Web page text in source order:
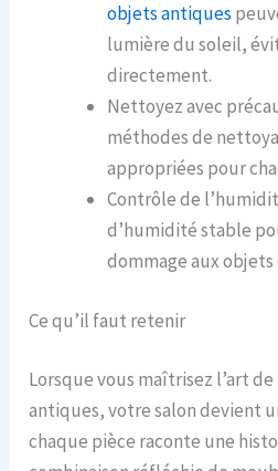
objets antiques
lumière du soleil,
directement.
Nettoyez avec
méthodes de
appropriées pour
Contrôle de
d’humidité stable
dommage aux objets
Ce qu’il faut retenir
Lorsque vous maîtrisez l’art
antiques, votre salon devient
chaque pièce raconte une